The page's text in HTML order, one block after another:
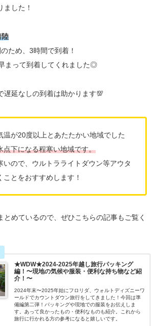
ました！
陸
ため、3時間で到着！
まって到着してくれました◎
遅延なしの到着は助かります💯
温が20度以上とあたたかい地域でした
点下になる程寒い地域です。
いので、ウルトラライトダウン等アウタ
ことをおすすめします！
とめているので、ぜひこちらの記事もご覧く
★WDW★2024-2025年越し旅行パッキング
編！〜現地の気候や服装・便利な持ち物など紹
介！〜
2024年末〜2025年始にフロリダ、ウォルトディズニーワ
ールドでカウントダウン旅行をしてきました！今回は準
備編第二弾！パッキングや現地での服装をお伝えしま
す。あって良かったもの・便利なものも紹介。これから
旅行に行かれる方の参考になると嬉しいです。